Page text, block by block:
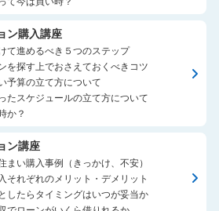
ン購入講座
て進めるべき５つのステップ
を探す上でおさえておくべきコツ
予算の立て方について
たスケジュールの立て方について
か？
ン講座
まい購入事例（きっかけ、不安）
それぞれのメリット・デメリット
したらタイミングはいつが妥当か